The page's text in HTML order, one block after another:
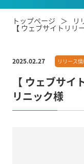
トップページ リ
【 ウェブサイトリ
2025.02.27 リリース
【 ウェブサ
リニック様